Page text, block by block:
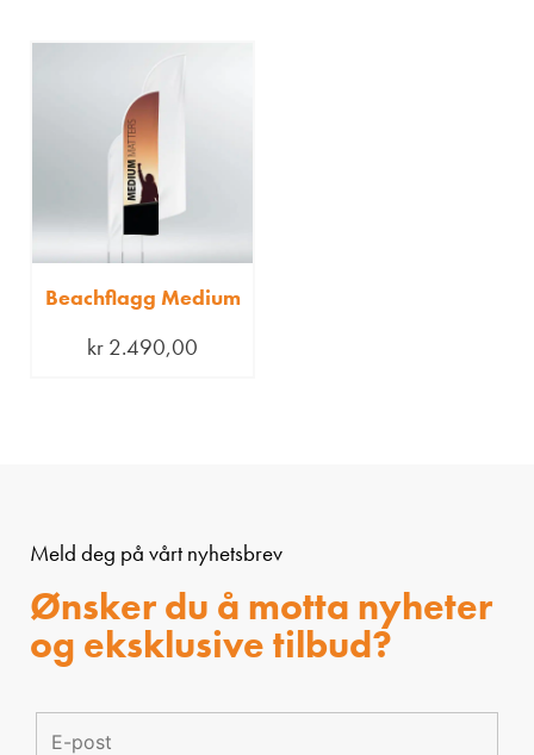
Beachflagg Medium
kr 2.490,00
Meld deg på vårt nyhetsbrev
Ønsker du å motta nyheter
og eksklusive tilbud?